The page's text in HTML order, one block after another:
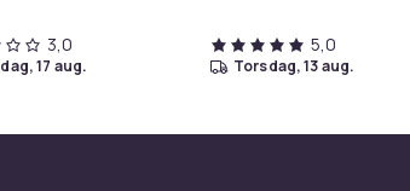
3,0
17 aug.
5,0
torsdag, 13 aug.